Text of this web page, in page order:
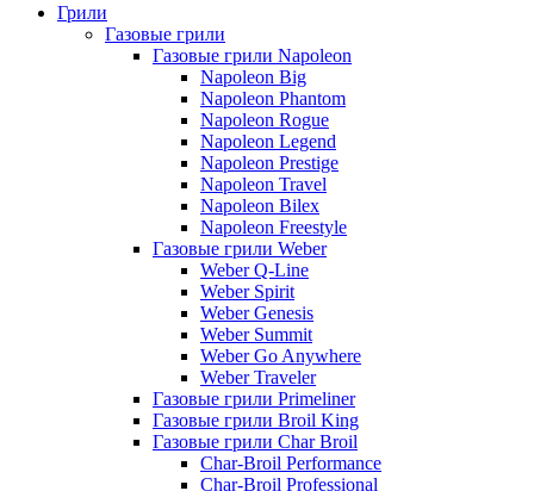
Грили
Газовые грили
Газовые грили Napoleon
Napoleon Big
Napoleon Phantom
Napoleon Rogue
Napoleon Legend
Napoleon Prestige
Napoleon Travel
Napoleon Bilex
Napoleon Freestyle
Газовые грили Weber
Weber Q-Line
Weber Spirit
Weber Genesis
Weber Summit
Weber Go Anywhere
Weber Traveler
Газовые грили Primeliner
Газовые грили Broil King
Газовые грили Char Broil
Char-Broil Performance
Char-Broil Professional